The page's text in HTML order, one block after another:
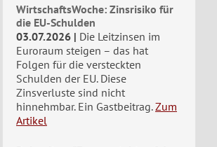
WirtschaftsWoche: Zinsrisiko für
die EU-Schulden
03.07.2026
Die Leitzinsen im
Euroraum steigen – das hat
Folgen für die versteckten
Schulden der EU. Diese
Zinsverluste sind nicht
hinnehmbar. Ein Gastbeitrag. Zum
Artikel